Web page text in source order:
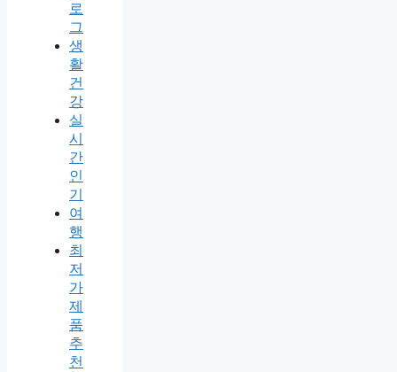
로
그
생
활
건
강
실
시
간
인
기
여
행
최
저
가
제
품
추
천